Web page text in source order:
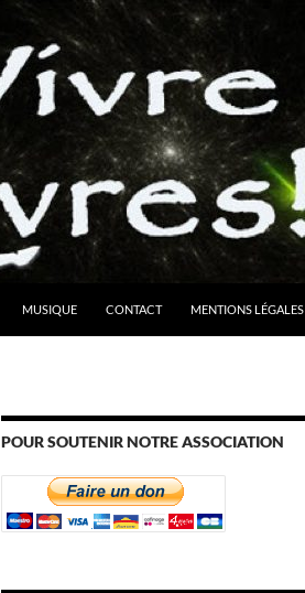
MUSIQUE CONTACT MENTIONS LÉGALES
POUR SOUTENIR NOTRE ASSOCIATION